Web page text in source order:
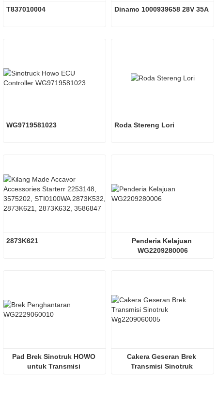
T837010004 Dinamo 1000939658 28V 35A
WG9719581023 Roda Stereng Lori
2873K621
Penderia Kelajuan
WG2209280006
Pad Brek Sinotruk HOWO
untuk Transmisi
Cakera Geseran Brek
Transmisi Sinotruk